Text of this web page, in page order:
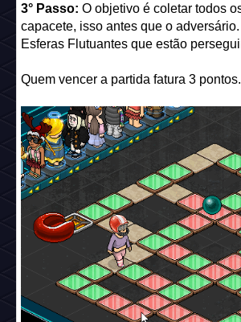
3° Passo: O objetivo é coletar todos
capacete, isso antes que o
Esferas Flutuantes que estão
Quem vencer a partida fatura 3 pontos.